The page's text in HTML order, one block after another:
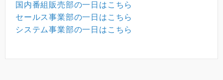
国内番組販売部の一日はこちら
セールス事業部の一日はこちら
システム事業部の一日はこちら